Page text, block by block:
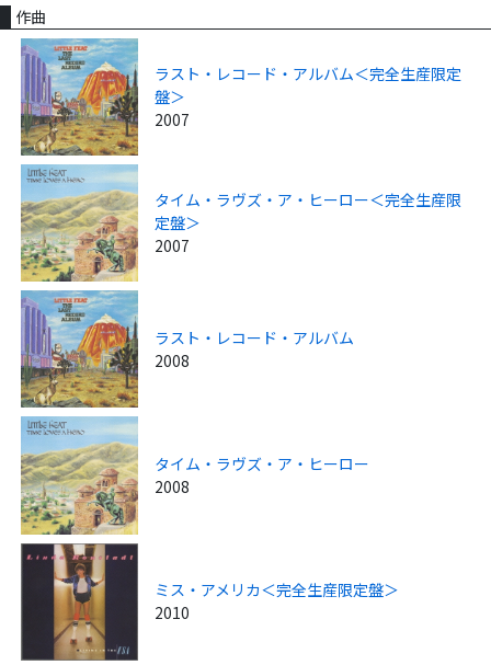
作曲
ラスト・レコード・アルバム＜完全生産限定
盤＞
2007
タイム・ラヴズ・ア・ヒーロー＜完全生産限
定盤＞
2007
ラスト・レコード・アルバム
2008
タイム・ラヴズ・ア・ヒーロー
2008
ミス・アメリカ＜完全生産限定盤＞
2010